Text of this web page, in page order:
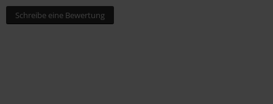
Schreibe eine Bewertung